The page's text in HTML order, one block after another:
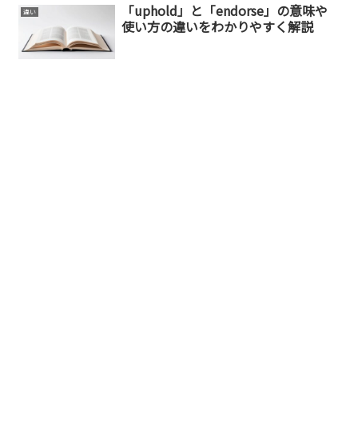
違い
「uphold」と「endorse」の意味や
使い方の違いをわかりやすく解説